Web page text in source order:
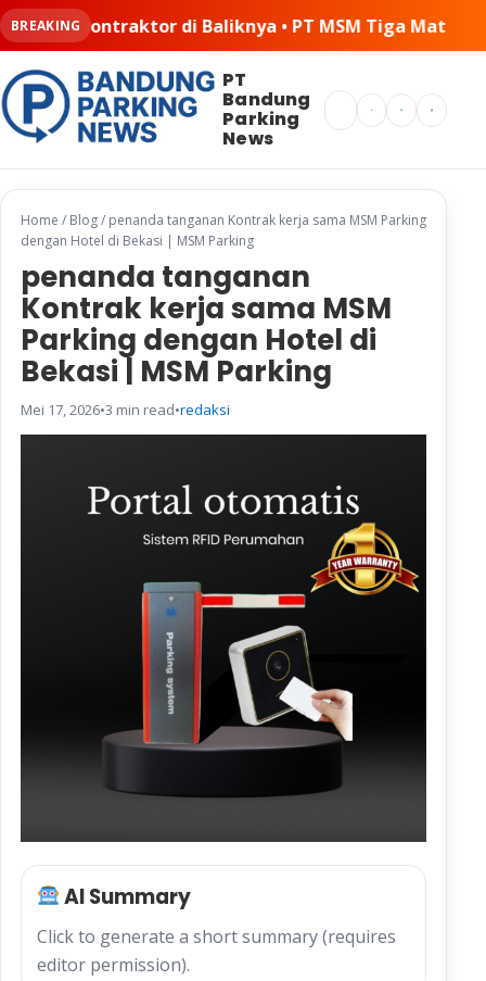
BREAKINGMSM Tiga Matra Satria: Dinamika
PT
Bandung
Parking
News
Search
Home / Blog/ penanda tanganan Kontrak kerja sama MSM Parking
dengan Hotel di Bekasi | MSM Parking
penanda tanganan
Kontrak kerja sama MSM
Parking dengan Hotel di
Bekasi | MSM Parking
Mei 17, 2026•3 min read•redaksi
AI Summary
Click to generate a short summary (requires
editor permission).